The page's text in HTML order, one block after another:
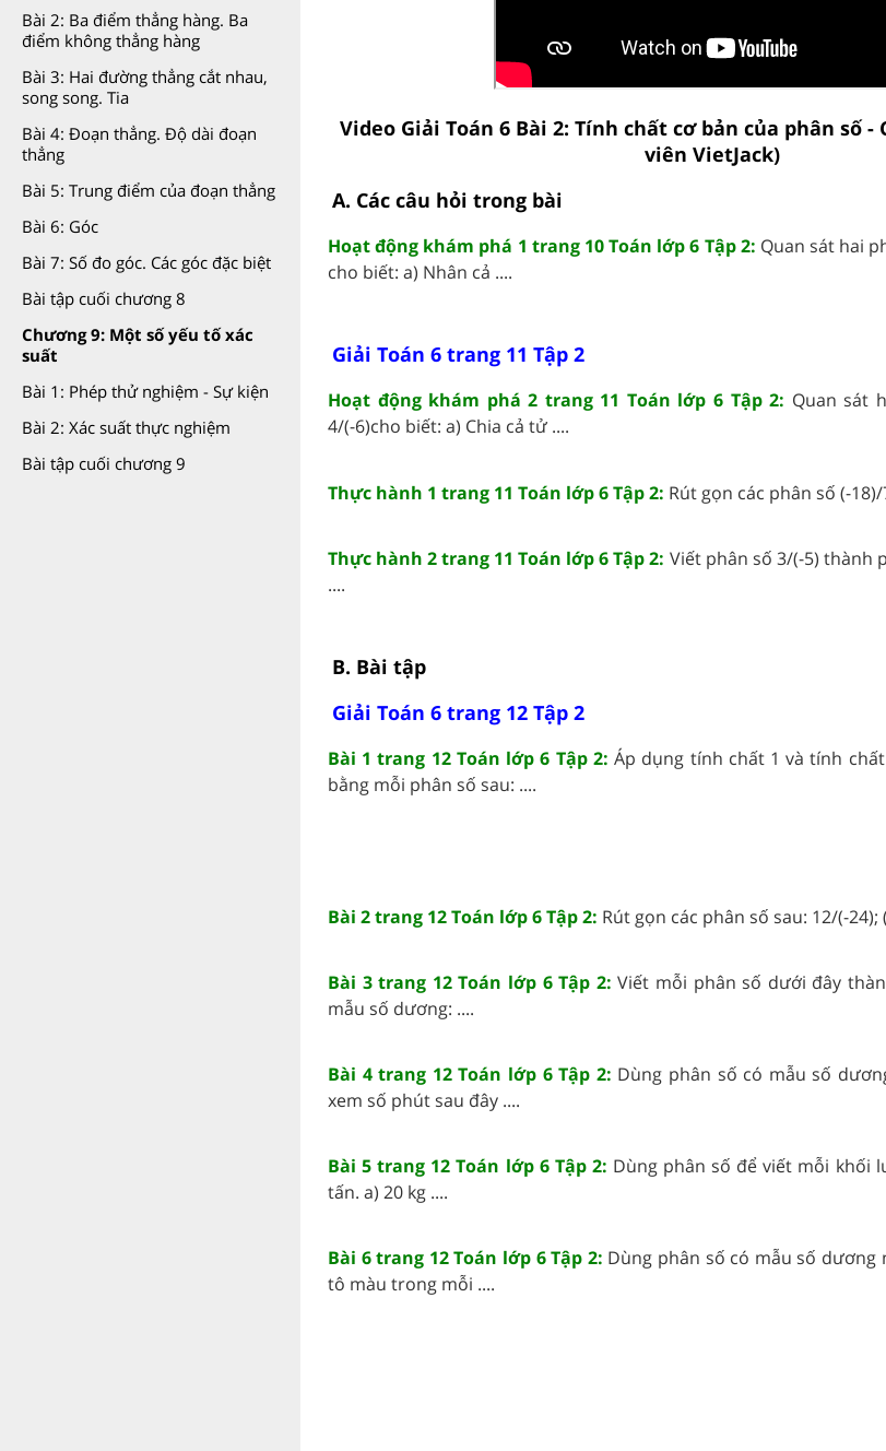
Bài 2: Ba điểm thẳng hàng. Ba
điểm không thẳng hàng
Bài 3: Hai đường thẳng cắt nhau,
song song. Tia
Bài 4: Đoạn thẳng. Độ dài đoạn
thẳng
Bài 5: Trung điểm của đoạn thẳng
Bài 6: Góc
Bài 7: Số đo góc. Các góc đặc biệt
Bài tập cuối chương 8
Chương 9: Một số yếu tố xác
suất
Bài 1: Phép thử nghiệm - Sự kiện
Bài 2: Xác suất thực nghiệm
Bài tập cuối chương 9
Video Giải Toán 6 Bài 2: Tính chất cơ bản của phân số -
viên VietJack)
A. Các câu hỏi trong bài
Hoạt động khám phá 1 trang 10 Toán lớp 6 Tập 2: Quan sát hai
cho biết: a) Nhân cả ....
Giải Toán 6 trang 11 Tập 2
Hoạt động khám phá 2 trang 11 Toán lớp 6 Tập 2: Quan sát
4/(-6)cho biết: a) Chia cả tử ....
Thực hành 1 trang 11 Toán lớp 6 Tập 2: Rút gọn các phân số (-18)/
Thực hành 2 trang 11 Toán lớp 6 Tập 2: Viết phân số 3/(-5) thành
....
B. Bài tập
Giải Toán 6 trang 12 Tập 2
Bài 1 trang 12 Toán lớp 6 Tập 2:Áp dụng tính chất 1 và tính
bằng mỗi phân số sau: ....
Bài 2 trang 12 Toán lớp 6 Tập 2: Rút gọn các phân số sau: 12/(-24);
Bài 3 trang 12 Toán lớp 6 Tập 2:Viết mỗi phân số dưới đây
mẫu số dương: ....
Bài 4 trang 12 Toán lớp 6 Tập 2: Dùng phân số có mẫu số
xem số phút sau đây ....
Bài 5 trang 12 Toán lớp 6 Tập 2: Dùng phân số để viết mỗi khối
tấn. a) 20 kg ....
Bài 6 trang 12 Toán lớp 6 Tập 2: Dùng phân số có mẫu số
tô màu trong mỗi ....